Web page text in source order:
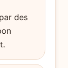
des